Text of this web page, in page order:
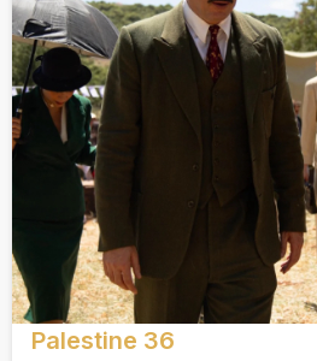
Palestine 36